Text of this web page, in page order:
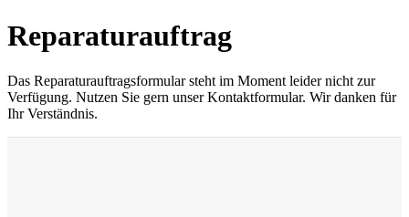
Reparaturauftrag
Das Reparaturauftragsformular steht im Moment leider nicht zur
Verfügung. Nutzen Sie gern unser Kontaktformular. Wir danken für
Ihr Verständnis.